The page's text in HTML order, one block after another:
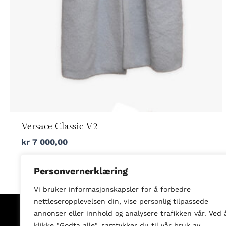
Personvernerklæring
Vi bruker informasjonskapsler for å forbedre
nettleseropplevelsen din, vise personlig tilpassede
annonser eller innhold og analysere trafikken vår. Ved
Versace Classic V2
kr7 000,00
Shop